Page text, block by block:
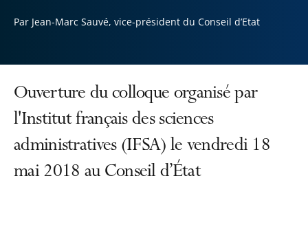
Par Jean-Marc Sauvé, vice-président du Conseil d’Etat
Ouverture du colloque organisé par
l'Institut français des sciences
administratives (IFSA) le vendredi 18
mai 2018 au Conseil d’État